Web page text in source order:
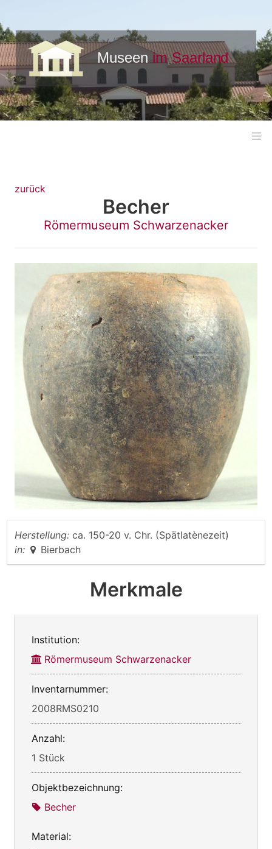
zurück
Becher
Römermuseum Schwarzenacker
Herstellung: ca. 150-20 v. Chr. (Spätlatènezeit)
in:
Bierbach
Merkmale
Institution:
Römermuseum Schwarzenacker
Inventarnummer:
2008RMS0210
Anzahl:
1 Stück
Objektbezeichnung:
Becher
Material: